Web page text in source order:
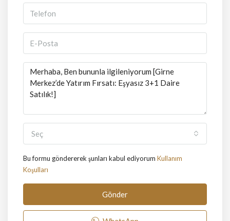
Seç
Bu formu göndererek şunları kabul ediyorum Kullanım
Koşulları
Gönder